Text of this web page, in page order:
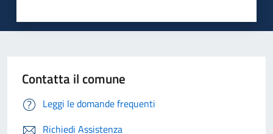
Contatta il comune
Leggi le domande frequenti
Richiedi Assistenza